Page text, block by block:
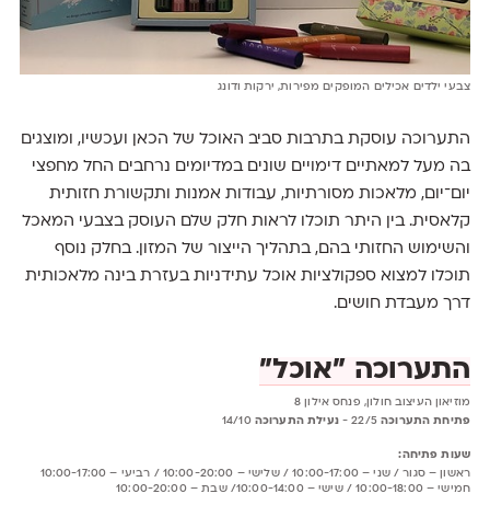
צבעי ילדים אכילים המופקים מפירות, ירקות ודונג
התערוכה עוסקת בתרבות סביב האוכל של הכאן ועכשיו, ומוצגים
בה מעל למאתיים דימויים שונים במדיומים נרחבים החל מחפצי
יום־יום, מלאכות מסורתיות, עבודות אמנות ותקשורת חזותית
קלאסית. בין היתר תוכלו לראות חלק שלם העוסק בצבעי המאכל
והשימוש החזותי בהם, בתהליך הייצור של המזון. בחלק נוסף
תוכלו למצוא ספקולציות אוכל עתידניות בעזרת בינה מלאכותית
דרך מעבדת חושים.
התערוכה ״אוכל״
מוזיאון העיצוב חולון, פנחס אילון 8
פתיחת התערוכה22/5 - נעילת התערוכה 14/10
שעות פתיחה:
ראשון – סגור / שני – 10:00-17:00 / שלישי – 10:00-20:00 / רביעי – 10:00-17:00
חמישי – 10:00-18:00 / שישי – 10:00-14:00/ שבת – 10:00-20:00